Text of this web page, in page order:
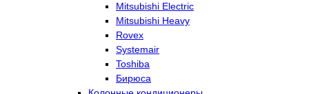
Mitsubishi Electric
Mitsubishi Heavy
Rovex
Systemair
Toshiba
Бирюса